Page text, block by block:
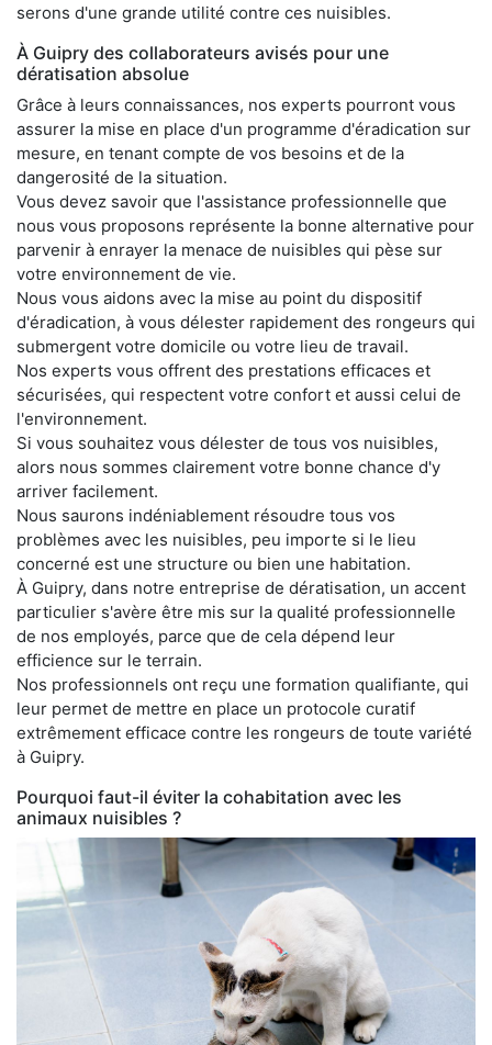
serons d'une grande utilité contre ces nuisibles.
À Guipry des collaborateurs avisés pour une
dératisation absolue
Grâce à leurs connaissances, nos experts pourront vous
assurer la mise en place d'un programme d'éradication sur
mesure, en tenant compte de vos besoins et de la
dangerosité de la situation.
Vous devez savoir que l'assistance professionnelle que
nous vous proposons représente la bonne alternative pour
parvenir à enrayer la menace de nuisibles qui pèse sur
votre environnement de vie.
Nous vous aidons avec la mise au point du dispositif
d'éradication, à vous délester rapidement des rongeurs qui
submergent votre domicile ou votre lieu de travail.
Nos experts vous offrent des prestations efficaces et
sécurisées, qui respectent votre confort et aussi celui de
l'environnement.
Si vous souhaitez vous délester de tous vos nuisibles,
alors nous sommes clairement votre bonne chance d'y
arriver facilement.
Nous saurons indéniablement résoudre tous vos
problèmes avec les nuisibles, peu importe si le lieu
concerné est une structure ou bien une habitation.
À Guipry, dans notre entreprise de dératisation, un accent
particulier s'avère être mis sur la qualité professionnelle
de nos employés, parce que de cela dépend leur
efficience sur le terrain.
Nos professionnels ont reçu une formation qualifiante, qui
leur permet de mettre en place un protocole curatif
extrêmement efficace contre les rongeurs de toute variété
à Guipry.
Pourquoi faut-il éviter la cohabitation avec les
animaux nuisibles ?